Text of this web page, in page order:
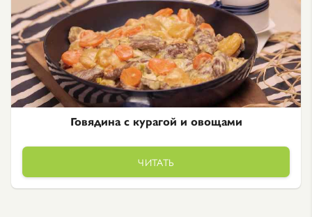
Говядина с курагой и овощами
ЧИТАТЬ